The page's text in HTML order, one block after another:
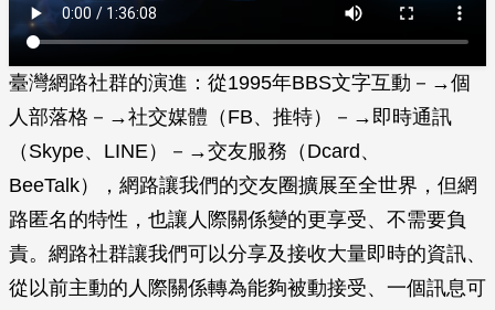
臺灣網路社群的演進：從1995年BBS文字互動－→個
人部落格－→社交媒體（FB、推特）－→即時通訊
（Skype、LINE）－→交友服務（Dcard、
BeeTalk），網路讓我們的交友圈擴展至全世界，但網
路匿名的特性，也讓人際關係變的更享受、不需要負
責。網路社群讓我們可以分享及接收大量即時的資訊、
從以前主動的人際關係轉為能夠被動接受、一個訊息可